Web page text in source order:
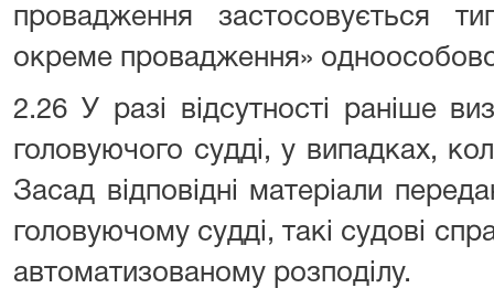
провадження застосовується
окреме провадження»
2.26 У разі відсутності раніше
головуючого судді, у випадках,
Засад відповідні матеріали
головуючому судді, такі судові
автоматизованому розподілу.